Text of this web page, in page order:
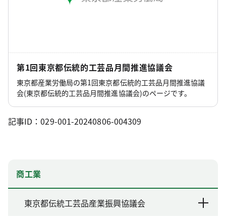
第1回東京都伝統的工芸品月間推進協議会
東京都産業労働局の第1回東京都伝統的工芸品月間推進協議
会(東京都伝統的工芸品月間推進協議会)のページです。
記事ID：029-001-20240806-004309
商工業
東京都伝統工芸品産業振興協議会